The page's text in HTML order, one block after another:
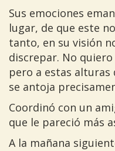
Sus emociones
lugar, de que este
tanto, en su visión
discrepar. No
pero a estas
se antoja
Coordinó con un
que le pareció más
A la mañana